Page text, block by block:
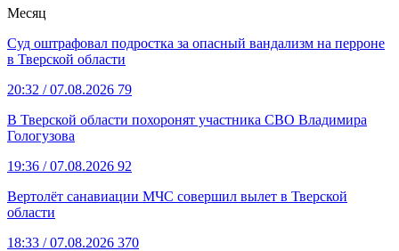
Месяц
Суд оштрафовал подростка за опасный вандализм на перроне
в Тверской области
20:32 / 07.08.2026 79
В Тверской области похоронят участника СВО Владимира
Гологузова
19:36 / 07.08.2026 92
Вертолёт санавиации МЧС совершил вылет в Тверской
области
18:33 / 07.08.2026 370